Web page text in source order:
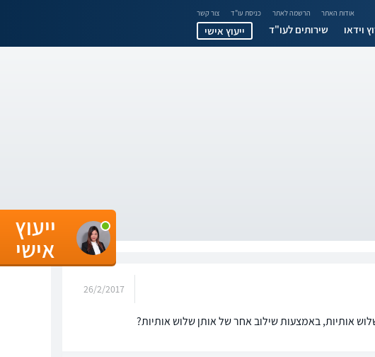
אודות האתר הרשמה לאתר כניסת עו"ד צור קשר
וידאו שירותים לעו"ד ייעוץ אישי
26/2/2017
אותיות, באמצעות שילוב אחר של אותן שלוש אותיות?
ייעוץ
אישי